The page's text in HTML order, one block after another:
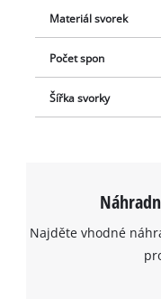
Materiál svorek
Počet spon
Šířka svorky
Najděte vhodné